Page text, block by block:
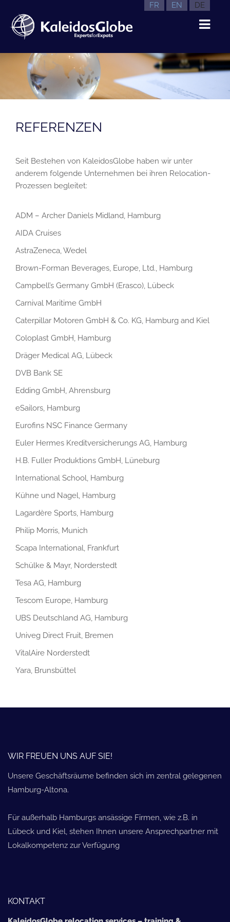
DE
EN
FR
REFERENZEN
Seit Bestehen von KaleidosGlobe haben wir unter
anderem folgende Unternehmen bei ihren Relocation-
Prozessen begleitet:
ADM – Archer Daniels Midland, Hamburg
AIDA Cruises
AstraZeneca, Wedel
Brown-Forman Beverages, Europe, Ltd., Hamburg
Campbell’s Germany GmbH (Erasco), Lübeck
Carnival Maritime GmbH
Caterpillar Motoren GmbH & Co. KG, Hamburg and Kiel
Coloplast GmbH, Hamburg
Dräger Medical AG, Lübeck
DVB Bank SE
Edding GmbH, Ahrensburg
eSailors, Hamburg
Eurofins NSC Finance Germany
Euler Hermes Kreditversicherungs AG, Hamburg
H.B. Fuller Produktions GmbH, Lüneburg
International School, Hamburg
Kühne und Nagel, Hamburg
Lagardère Sports, Hamburg
Philip Morris, Munich
Scapa International, Frankfurt
Schülke & Mayr, Norderstedt
Tesa AG, Hamburg
Tescom Europe, Hamburg
UBS Deutschland AG, Hamburg
Univeg Direct Fruit, Bremen
VitalAire Norderstedt
Yara, Brunsbüttel
WIR FREUEN UNS AUF SIE!
Unsere Geschäftsräume befinden sich im zentral gelegenen
Hamburg-Altona.
Für außerhalb Hamburgs ansässige Firmen, wie z.B. in
Lübeck und Kiel, stehen Ihnen unsere Ansprechpartner mit
Lokalkompetenz zur Verfügung
KONTAKT